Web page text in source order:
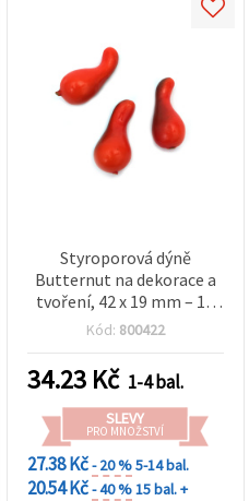
Styroporová dýně
Butternut na dekorace a
tvoření, 42 x 19 mm – 10
ks
Kód: 800422
34.23 Kč 1-4 bal.
SLEVY
PRO MNOŽSTVÍ
27.38 Kč- 20 %5-14 bal.
20.54 Kč- 40 %15 bal. +